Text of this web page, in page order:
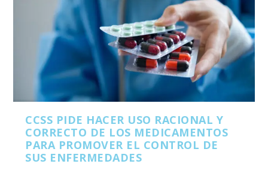
CCSS PIDE HACER USO RACIONAL Y
CORRECTO DE LOS MEDICAMENTOS
PARA PROMOVER EL CONTROL DE
SUS ENFERMEDADES